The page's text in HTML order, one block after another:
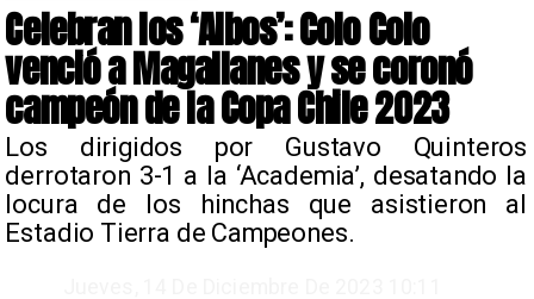
Celebran los ‘Albos’: Colo Colo
venció a Magallanes y se coronó
campeón de la Copa Chile 2023
​Los dirigidos por Gustavo Quinteros
derrotaron 3-1 a la ‘Academia’, desatando la
locura de los hinchas que asistieron al
Estadio Tierra de Campeones.